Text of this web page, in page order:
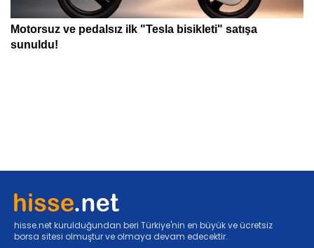
hisse.net kurulduğundan beri Türkiye'nin en büyük ve ücretsiz
borsa sitesi olmuştur ve olmaya devam edecektir.